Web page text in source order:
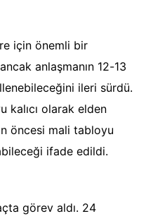
için önemli bir
anlaşmanın 12-13
ileri sürdü.
kalıcı olarak elden
öncesi mali tabloyu
ifade edildi.
görev aldı. 24